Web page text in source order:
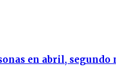
en abril, segundo